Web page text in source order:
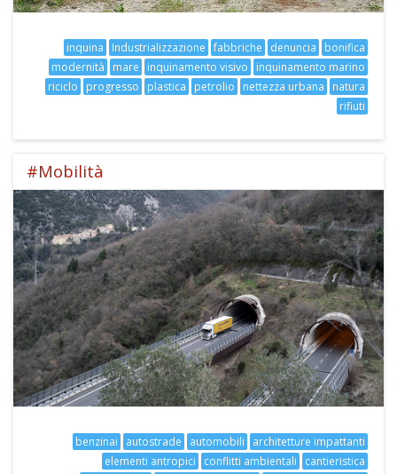
bonifica
denuncia
fabbriche
Industrializzazione
inquina
inquinamento marino
inquinamento visivo
mare
modernità
natura
nettezza urbana
petrolio
plastica
progresso
riciclo
rifiuti
#Mobilità
architetture impattanti
automobili
autostrade
benzinai
cantieristica
conflitti ambientali
elementi antropici